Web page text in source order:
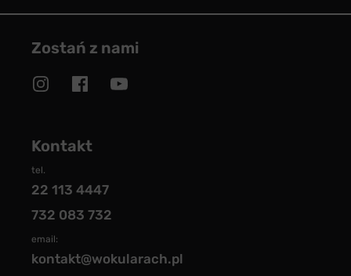
Zostań z nami
Kontakt
tel.
22 113 4447
732 083 732
email:
kontakt@wokularach.pl